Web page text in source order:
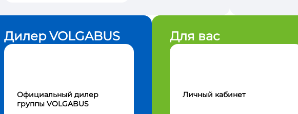
Дилер VOLGABUS
Официальный дилер
группы VOLGABUS
Для вас
Личный кабинет